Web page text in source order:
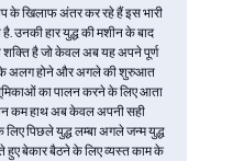
के खिलाफ अंतर कर रहे हैं इस भारी
उनकी हार युद्ध की मशीन के बाद
शक्ति है जो केवल अब यह अपने पूर्ण
अलग होने और अगले की शुरुआत
का पालन करने के लिए आता
कम हाथ अब केवल अपनी सही
पिछले युद्ध लम्बा अगले जन्म युद्ध
हुए बेकार बैठने के लिए व्यस्त काम के